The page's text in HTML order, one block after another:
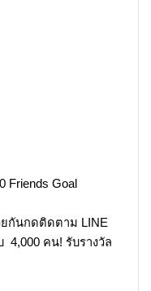
Friends Goal
กันกดติดตาม LINE
4,000 คน! รับรางวัล